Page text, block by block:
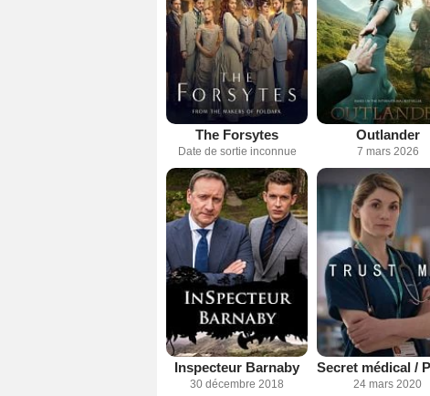
The Forsytes
Date de sortie inconnue
Outlander
7 mars 2026
Inspecteur Barnaby
30 décembre 2018 24 mars 2020